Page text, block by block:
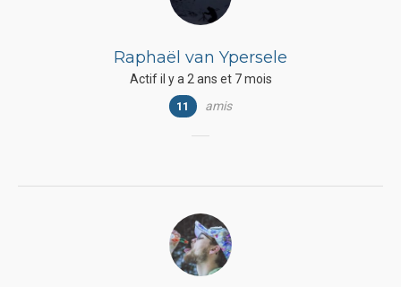
Raphaël van Ypersele
Actif il y a 2 ans et 7 mois
11 amis